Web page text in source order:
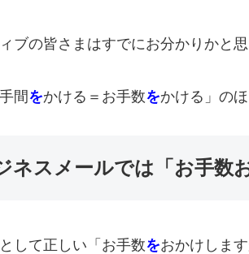
ブの皆さまはすでにお分かりかと思
間をかける＝お手数をかける」の
ネスメールでは「お手数
して正しい「お手数をおかけしま